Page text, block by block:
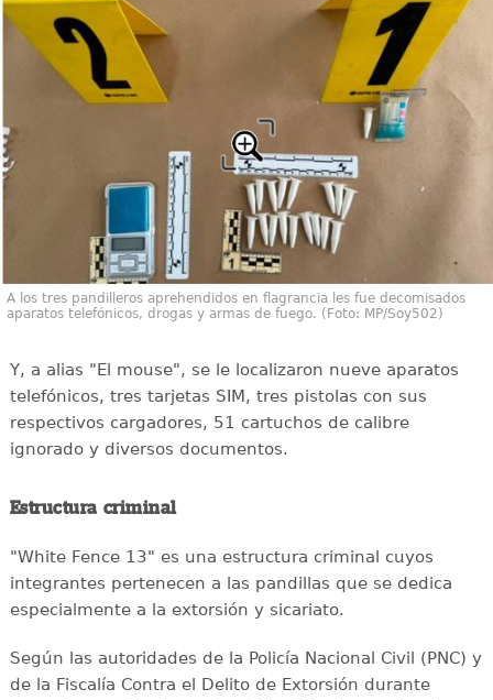
A los tres pandilleros aprehendidos en flagrancia les fue decomisados
aparatos telefónicos, drogas y armas de fuego. (Foto: MP/Soy502)
Y, a alias "El mouse", se le localizaron nueve aparatos
telefónicos, tres tarjetas SIM, tres pistolas con sus
respectivos cargadores, 51 cartuchos de calibre
ignorado y diversos documentos.
Estructura criminal
"White Fence 13" es una estructura criminal cuyos
integrantes pertenecen a las pandillas que se dedica
especialmente a la extorsión y sicariato.
Según las autoridades de la Policía Nacional Civil (PNC) y
de la Fiscalía Contra el Delito de Extorsión durante